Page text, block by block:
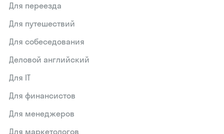
Для переезда
Для путешествий
Для собеседования
Деловой английский
Для IT
Для финансистов
Для менеджеров
Для маркетологов